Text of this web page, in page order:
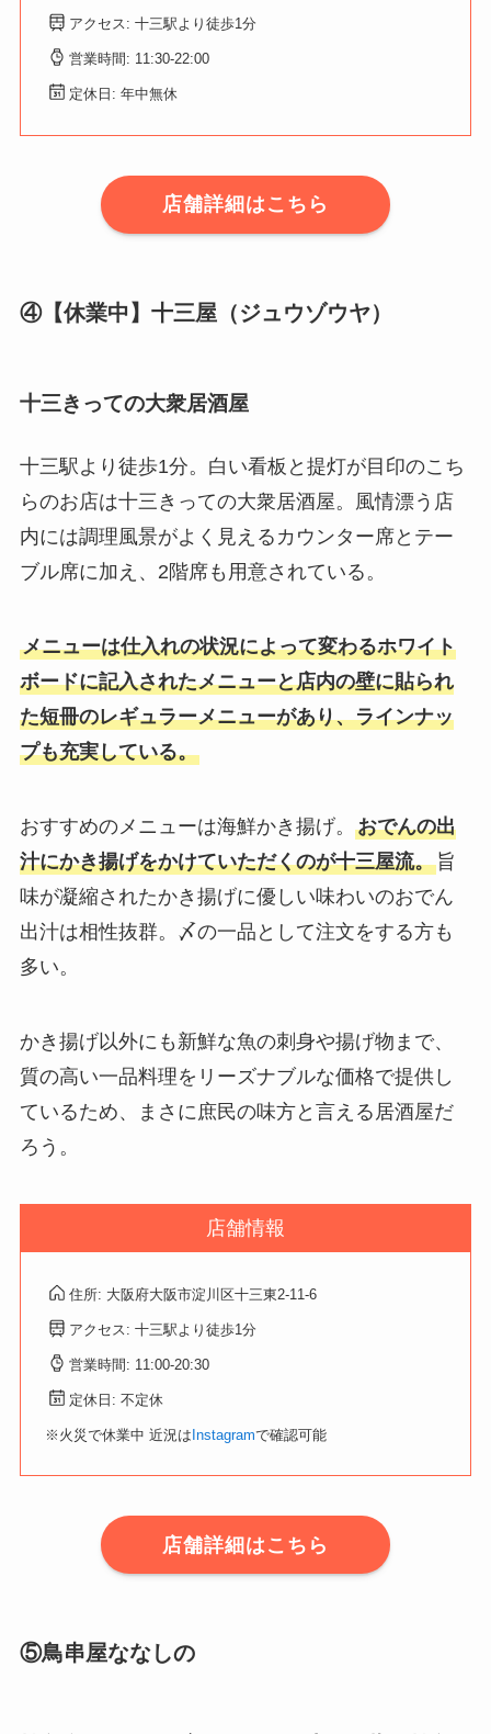
アクセス: 十三駅より徒歩1分
営業時間: 11:30-22:00
定休日: 年中無休
店舗詳細はこちら
④【休業中】十三屋（ジュウゾウヤ）
十三きっての大衆居酒屋
十三駅より徒歩1分。白い看板と提灯が目印のこち
らのお店は十三きっての大衆居酒屋。風情漂う店
内には調理風景がよく見えるカウンター席とテー
ブル席に加え、2階席も用意されている。
メニューは仕入れの状況によって変わるホワイト
ボードに記入されたメニューと店内の壁に貼られ
た短冊のレギュラーメニューがあり、ラインナッ
プも充実している。
おすすめのメニューは海鮮かき揚げ。 おでんの出
汁にかき揚げをかけていただくのが十三屋流。旨
味が凝縮されたかき揚げに優しい味わいのおでん
出汁は相性抜群。〆の一品として注文をする方も
多い。
かき揚げ以外にも新鮮な魚の刺身や揚げ物まで、
質の高い一品料理をリーズナブルな価格で提供し
ているため、まさに庶民の味方と言える居酒屋だ
ろう。
店舗情報
住所: 大阪府大阪市淀川区十三東2-11-6
アクセス: 十三駅より徒歩1分
営業時間: 11:00‐20:30
定休日: 不定休
※火災で休業中 近況は Instagramで確認可能
店舗詳細はこちら
⑤鳥串屋ななしの